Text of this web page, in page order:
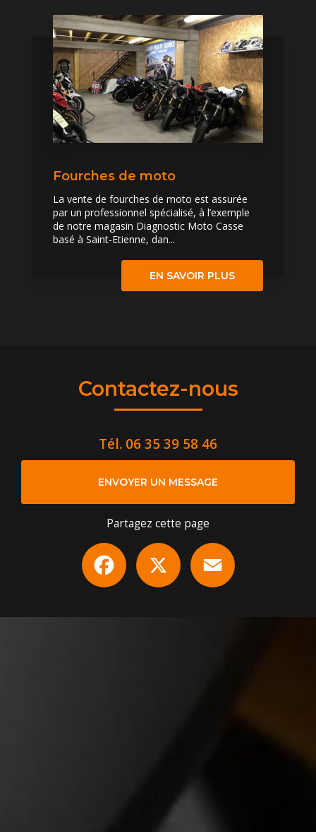
Fourches de moto
La vente de fourches de moto est assurée
par un professionnel spécialisé, à l’exemple
de notre magasin Diagnostic Moto Casse
basé à Saint-Etienne, dan...
EN SAVOIR PLUS
Contactez-nous
Tél. 06 35 39 58 46
ENVOYER UN MESSAGE
Partagez cette page
Facebook